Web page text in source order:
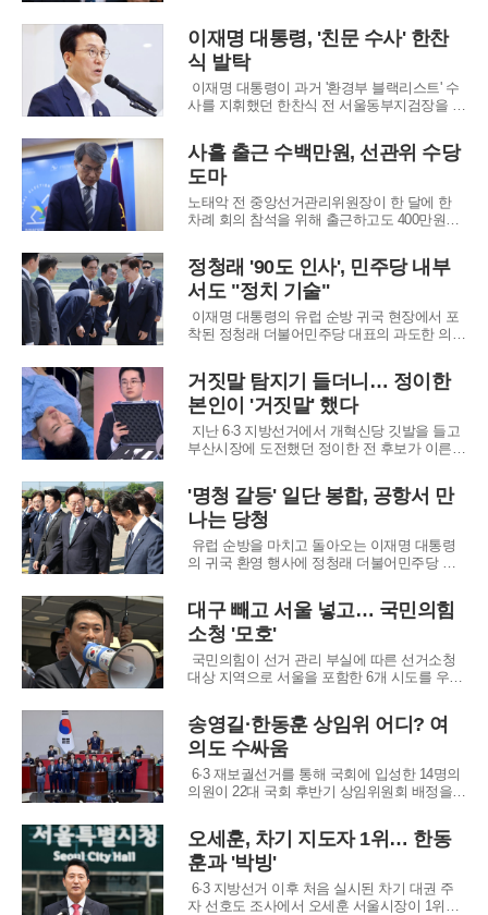
의원은 23일 자신의 사회관계망서비스를 통해
인 전 의원의 임명을 강하게 질타하며, 이번 인
사가 현 정부가 지향하는 가치에 부합하는지
의문을 제기했다. 한 의원은 특히 인 전 의원을
이재명 대통령, '친문 수사' 한찬
식 발탁
이재명 대통령이 과거 '환경부 블랙리스트' 수
사를 지휘했던 한찬식 전 서울동부지검장을 신
이 폭발했다. 문재인 정부 시절 청와대를 상대
로 칼날을 휘둘렀던 인물을 사정 라인의 핵심
인 민정수석에 앉힌 것은 친문계 입장에서 수
용하기 힘든 '정치적 모욕'으로 받아들여지고
있다.
사흘 출근 수백만원, 선관위 수당
도마
노태악 전 중앙선거관리위원장이 한 달에 한
차례 회의 참석을 위해 출근하고도 400만원이
커지고 있다. 일부 달에는 출근일이 사흘에 그
쳤음에도 수백만원대 수당이 지급됐고, 선거관
리 업무와 직접 관련이 적은 외부 행사 참석까
지 출근으로 처리된 정황이 확인됐다.국회 투
표용지 국정조사
정청래 '90도 인사', 민주당 내부
서도 "정치 기술"
이재명 대통령의 유럽 순방 귀국 현장에서 포
착된 정청래 더불어민주당 대표의 과도한 의전
박 10일간의 일정을 마치고 18일 성남 서울공
항에 도착한 이 대통령을 맞이하는 과정에서
정 대표가 허리를 90도 가까이 숙여 인사한 장
면이 발단이 됐다. 이를 두고 민주당 내부에
거짓말 탐지기 들더니… 정이한
본인이 '거짓말' 했다
지난 6·3 지방선거에서 개혁신당 깃발을 들고
부산시장에 도전했던 정이한 전 후보가 이른바
의 위기를 맞았다. 1988년생인 정 전 후보는 국
민의힘 의원실 보좌진과 국무총리비서실 사무
관을 거치며 엘리트 코스를 밟아온 인물로, 이
준석 대표를 정치적 롤모델로 꼽으며 화
'명청 갈등' 일단 봉합, 공항서 만
나는 당청
유럽 순방을 마치고 돌아오는 이재명 대통령
의 귀국 환영 행사에 정청래 더불어민주당 대
됐다. 청와대는 이 대통령의 귀국을 하루 앞둔
17일 오후, 정부 인사와 당 지도부가 대거 참석
하는 공식 환영 행사 계획을 발표했다. 차기 전
당대회를 앞두고 이른바 '명청 갈등'으로 불
대구 빼고 서울 넣고… 국민의힘
소청 '모호'
국민의힘이 선거 관리 부실에 따른 선거소청
대상 지역으로 서울을 포함한 6개 시도를 우선
판에 직면했다. 정점식 원내대표는 16일 원내
대책회의에서 국민의 참정권이 현저하게 훼손
된 지역을 최우선 가치로 삼았다고 강조하며
정치적 유불리를 배제했다고 밝혔다. 하지만
실제 투
송영길·한동훈 상임위 어디? 여
의도 수싸움
6·3 재보궐선거를 통해 국회에 입성한 14명의
의원이 22대 국회 후반기 상임위원회 배정을
보선은 중량급 인사들이 대거 합류하며 '미니
총선'급으로 치러진 만큼, 이들이 어떤 상임위
에서 활동하느냐에 따라 국회 운영의 지형도가
완전히 달라질 전망이다. 당선인들 대다수
오세훈, 차기 지도자 1위… 한동
훈과 '박빙'
6·3 지방선거 이후 처음 실시된 차기 대권 주
자 선호도 조사에서 오세훈 서울시장이 1위를